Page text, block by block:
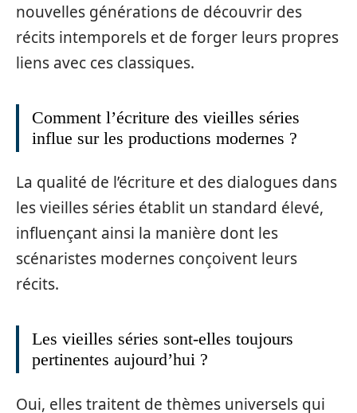
nouvelles générations de découvrir des
récits intemporels et de forger leurs propres
liens avec ces classiques.
Comment l’écriture des vieilles séries
influe sur les productions modernes ?
La qualité de l’écriture et des dialogues dans
les vieilles séries établit un standard élevé,
influençant ainsi la manière dont les
scénaristes modernes conçoivent leurs
récits.
Les vieilles séries sont-elles toujours
pertinentes aujourd’hui ?
Oui, elles traitent de thèmes universels qui